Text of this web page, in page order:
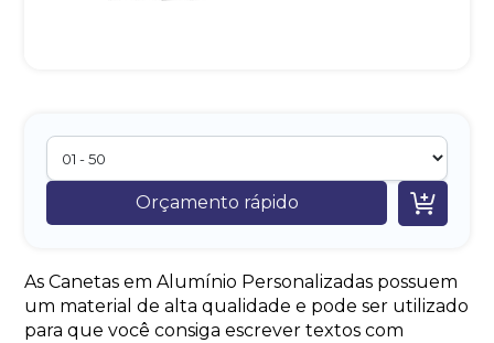
Orçamento rápido 
As Canetas em Alumínio Personalizadas possuem
um material de alta qualidade e pode ser utilizado
para que você consiga escrever textos com